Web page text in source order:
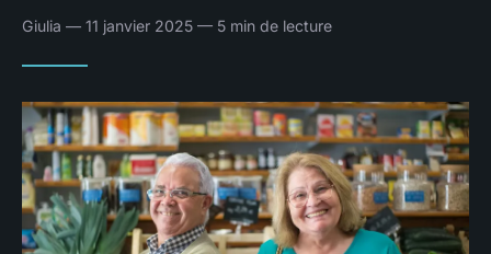
Giulia — 11 janvier 2025 — 5 min de lecture